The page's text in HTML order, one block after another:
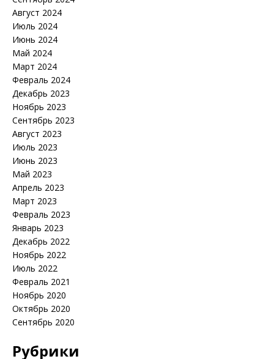
Август 2024
Июль 2024
Июнь 2024
Май 2024
Март 2024
Февраль 2024
Декабрь 2023
Ноябрь 2023
Сентябрь 2023
Август 2023
Июль 2023
Июнь 2023
Май 2023
Апрель 2023
Март 2023
Февраль 2023
Январь 2023
Декабрь 2022
Ноябрь 2022
Июль 2022
Февраль 2021
Ноябрь 2020
Октябрь 2020
Сентябрь 2020
Рубрики